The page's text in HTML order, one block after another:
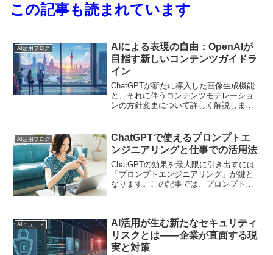
この記事も読まれています
AI活用ブログ
AIによる表現の自由：OpenAIが
目指す新しいコンテンツガイドラ
イン
ChatGPTが新たに導入した画像生成機能
と、それに伴うコンテンツモデレーショ
ンの方針変更について詳しく解説しま
AI活用ブログ
ChatGPTで使えるプロンプトエ
ンジニアリングと仕事での活用法
ChatGPTの効果を最大限に引き出すには
「プロンプトエンジニアリング」が鍵と
なります。この記事では、プロンプトエ
AIニュース
AI活用が生む新たなセキュリティ
リスクとは――企業が直面する現
実と対策